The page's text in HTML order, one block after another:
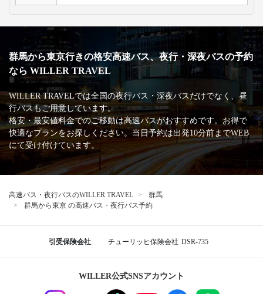
群馬から東京行きの格安高速バス、夜行・深夜バスの予約
なら WILLER TRAVEL
WILLER TRAVELでは全国の夜行バス・深夜バスだけでなく、昼
行バスもご用意しています。
格安・最安値料金でのご移動は高速バスがおすすめです。お得で
快適なプランをお探しください。当日予約は出発10分前までWEB
にて受け付けています。
高速バス・夜行バスのWILLER TRAVEL
群馬
群馬から東京 の高速バス・夜行バス予約
引受保険会社 チューリッヒ保険会社 DSR-735
WILLER公式SNSアカウント